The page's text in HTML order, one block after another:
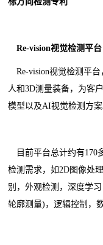
Re-vision视觉检测平台
Re-vision视觉检测平
人和3D测量装备，为客
模型以及AI视觉检测方案
目前平台总计约有170
检测需求，如2D图像处
别，外观检测，深度学
轮廓测量)，逻辑控制，